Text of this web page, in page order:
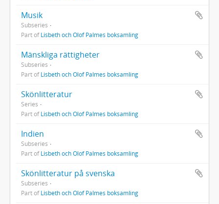
Musik
Subseries
Part ofLisbeth och Olof Palmes boksamling
Mänskliga rättigheter
Subseries
Part ofLisbeth och Olof Palmes boksamling
Skönlitteratur
Series
Part ofLisbeth och Olof Palmes boksamling
Indien
Subseries
Part ofLisbeth och Olof Palmes boksamling
Skönlitteratur på svenska
Subseries
Part ofLisbeth och Olof Palmes boksamling